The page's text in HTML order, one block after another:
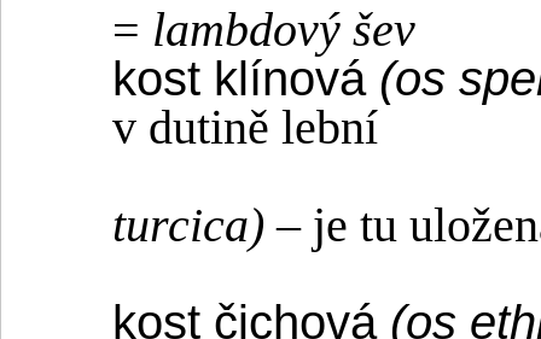
= lambdový šev
kost klínová (os
v dutině lební
turcica) – je tu
kost čichová (os